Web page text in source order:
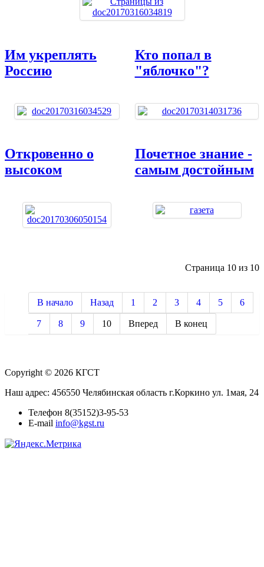
Им укреплять
Россию
Кто попал в
"яблочко"?
Откровенно о
высоком
Почетное знание -
самым достойным
Страница 10 из 10
В начало Назад 1 2 3 4 5 6
7 8 9 10 Вперед В конец
Copyright © 2026 КГСТ
Наш адрес: 456550 Челябинская область г.Коркино ул. 1мая, 24
Телефон 8(35152)3-95-53
E-mail info@kgst.ru